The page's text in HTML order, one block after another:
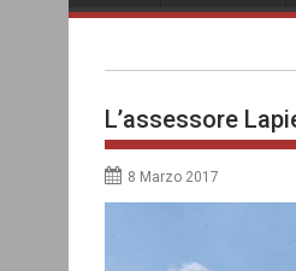
L’assessore
8 Marzo 2017